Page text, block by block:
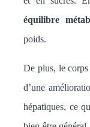
équilibre
poids.
De plus, le
d’une
hépatiques, ce